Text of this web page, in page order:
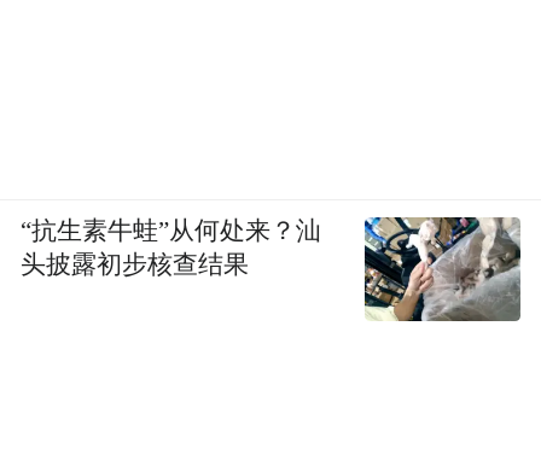
“抗生素牛蛙”从何处来？汕
头披露初步核查结果